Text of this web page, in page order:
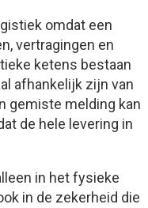
omdat een
vertragingen en
ketens bestaan
afhankelijk zijn van
gemiste melding kan
de hele levering in
in het fysieke
in de zekerheid die